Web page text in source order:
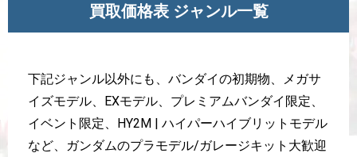
買取価格表 ジャンル一覧
下記ジャンル以外にも、バンダイの初期物、メガサ
イズモデル、EXモデル、プレミアムバンダイ限定、
イベント限定、HY2M | ハイパーハイブリットモデル
など、ガンダムのプラモデル/ガレージキット大歓迎